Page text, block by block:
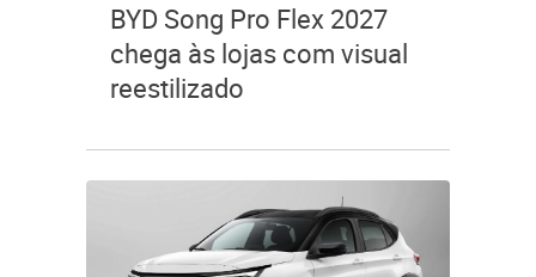
BYD Song Pro Flex 2027
chega às lojas com visual
reestilizado